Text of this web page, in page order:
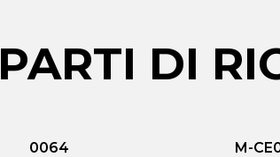
PARTI DI
0064 M-